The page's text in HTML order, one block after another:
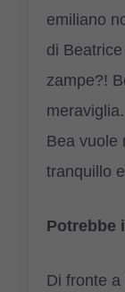
emiliano
di
zampe?!
Bea vuole
tranquillo
Potrebbe
Di fronte a